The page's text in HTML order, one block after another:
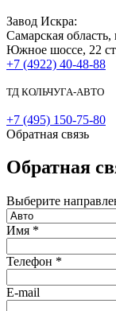
Завод Искра:
Самарская область,
Южное шоссе, 22
+7 (4922) 40-48-88
ТД КОЛЬЧУГА-АВТО
+7 (495) 150-75-80
Обратная связь
Обратная
Выберите
Имя *
Телефон *
E-mail